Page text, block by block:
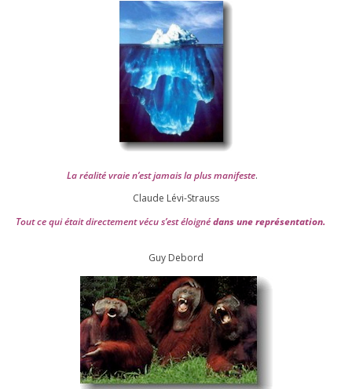
La réa­lité vraie n’est jamais la plus mani­feste.
Claude Lévi-Strauss
Tout ce qui était direc­te­ment vécu s’est éloi­gnédans une repré­sen­ta­tion.
Guy Debord